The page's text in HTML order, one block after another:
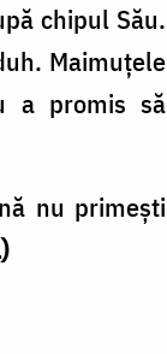
chipul Său.
Maimuţele
a promis să
nu primeşti